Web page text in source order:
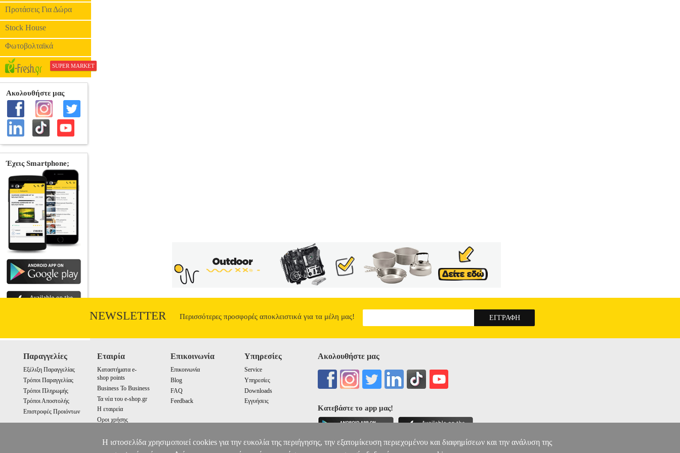
Προτάσεις Για Δώρα
Stock House
Φωτοβολταϊκά
SUPER MARKET
NEWSLETTER Περισσότερες προσφορές αποκλειστικά για τα μέλη μας!
Παραγγελίες
Εξέλιξη Παραγγελίας
Τρόποι Παραγγελίας
Τρόποι Πληρωμής
Τρόποι Αποστολής
Επιστροφές Προιόντων
Εταιρία
Καταστήματα e-
shop points
Business To Business
Τα νέα του e-shop.gr
Η εταιρεία
Οροι χρήσης
Επικοινωνία
Επικοινωνία
Blog
FAQ
Feedback
Υπηρεσίες
Service
Υπηρεσίες
Downloads
Εγγυήσεις
Ακολουθήστε μας
Κατεβάστε το app μας!
Η ιστοσελίδα χρησιμοποιεί cookies για την ευκολία της περιήγησης, την εξατομίκευση περιεχομένου και διαφημίσεων και την ανάλυση της